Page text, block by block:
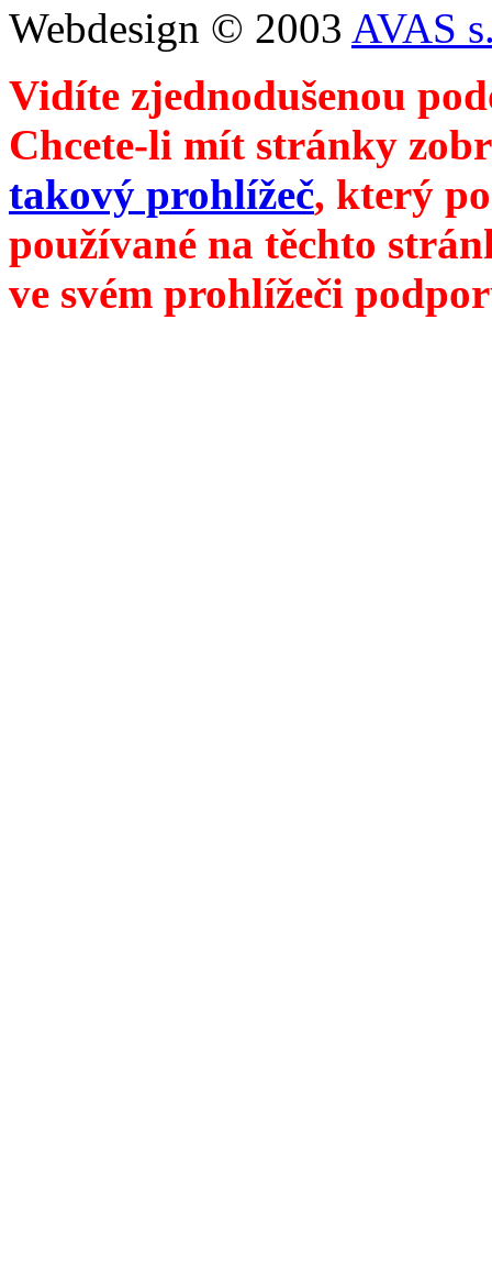
Webdesign © 2003 AVAS
Vidíte zjednodušenou
Chcete-li mít stránky
takový prohlížeč, který
používané na těchto
ve svém prohlížeči